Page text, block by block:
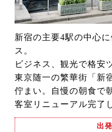
新宿の主要4駅の中心
ス。
ビジネス、観光で格安
東京随一の繁華街「新
佇まい。自慢の朝食で
客室リニューアル完了
出